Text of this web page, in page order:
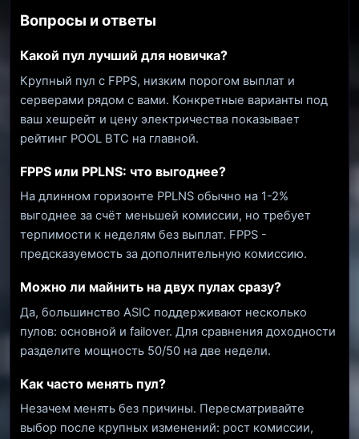
Вопросы и ответы
Какой пул лучший для новичка?
Крупный пул с FPPS, низким порогом выплат и
серверами рядом с вами. Конкретные варианты под
ваш хешрейт и цену электричества показывает
рейтинг POOL BTC на главной.
FPPS или PPLNS: что выгоднее?
На длинном горизонте PPLNS обычно на 1-2%
выгоднее за счёт меньшей комиссии, но требует
терпимости к неделям без выплат. FPPS -
предсказуемость за дополнительную комиссию.
Можно ли майнить на двух пулах сразу?
Да, большинство ASIC поддерживают несколько
пулов: основной и failover. Для сравнения доходности
разделите мощность 50/50 на две недели.
Как часто менять пул?
Незачем менять без причины. Пересматривайте
выбор после крупных изменений: рост комиссии,